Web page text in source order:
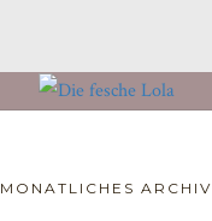
MONATLICHES ARCHIV